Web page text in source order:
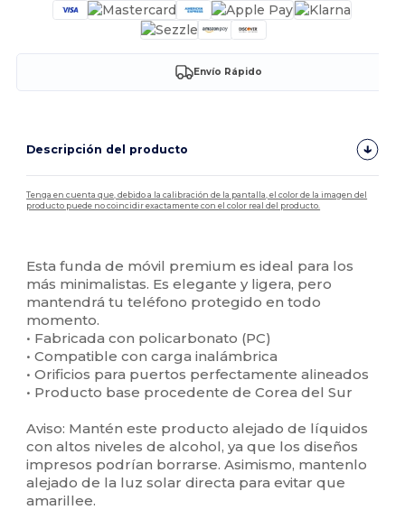
Envío Rápido
Descripción del producto
Tenga en cuenta que, debido a la calibración de la pantalla, el color de la imagen del
producto puede no coincidir exactamente con el color real del producto.
Esta funda de móvil premium es ideal para los
más minimalistas. Es elegante y ligera, pero
mantendrá tu teléfono protegido en todo
momento.
• Fabricada con policarbonato (PC)
• Compatible con carga inalámbrica
• Orificios para puertos perfectamente alineados
• Producto base procedente de Corea del Sur
Aviso: Mantén este producto alejado de líquidos
con altos niveles de alcohol, ya que los diseños
impresos podrían borrarse. Asimismo, mantenlo
alejado de la luz solar directa para evitar que
amarillee.